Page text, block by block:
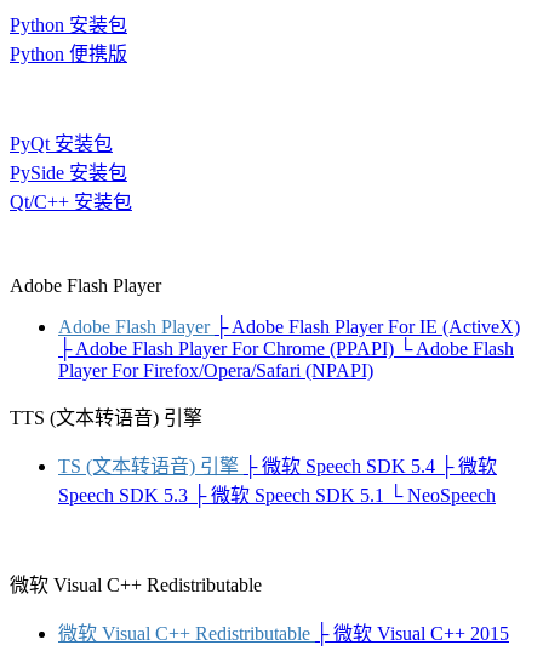
Python 安装包
Python 便携版
PyQt 安装包
PySide 安装包
Qt/C++ 安装包
Adobe Flash Player
Adobe Flash Player ├ Adobe Flash Player For IE (ActiveX)
├ Adobe Flash Player For Chrome (PPAPI) └ Adobe Flash
Player For Firefox/Opera/Safari (NPAPI)
TTS (文本转语音) 引擎
TS (文本转语音) 引擎 ├ 微软 Speech SDK 5.4 ├ 微软
Speech SDK 5.3 ├ 微软 Speech SDK 5.1 └ NeoSpeech
微软 Visual C++ Redistributable
微软 Visual C++ Redistributable ├ 微软 Visual C++ 2015